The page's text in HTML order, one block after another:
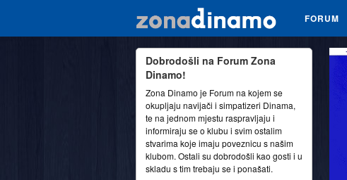
FORUM
Dobrodošli na Forum Zona
Dinamo!
Zona Dinamo je Forum na kojem se
okupljaju navijači i simpatizeri Dinama,
te na jednom mjestu raspravljaju i
informiraju se o klubu i svim ostalim
stvarima koje imaju poveznicu s našim
klubom. Ostali su dobrodošli kao gosti i u
skladu s tim trebaju se i ponašati.